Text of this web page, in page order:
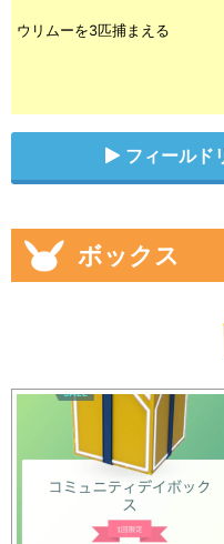
ウリムーを3匹捕まえる
フィールド
ボックス